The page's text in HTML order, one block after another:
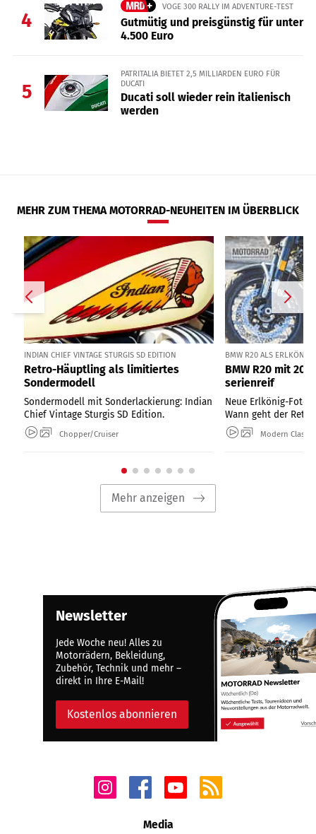
4
VOGE 300 RALLY IM ADVENTURE-TEST
Gutmütig und preisgünstig für unter
4.500 Euro
5
PATRITALIA BIETET 2,5 MILLIARDEN EURO FÜR
DUCATI
Ducati soll wieder rein italienisch
werden
MEHR ZUM THEMA MOTORRAD-NEUHEITEN IM ÜBERBLICK
INDIAN CHIEF VINTAGE STURGIS SD EDITION
Retro-Häuptling als limitiertes
Sondermodell
Sondermodell mit Sonderlackierung: Indian
Chief Vintage Sturgis SD Edition.
Chopper/Cruiser
BMW R20 ALS ERLKÖNIG
BMW R20 mit
serienreif
Neue Erlkönig-Fotos
Wann geht der
Modern Classic
Mehr anzeigen
Newsletter
Jede Woche neu! Alles zu
Motorrädern, Bekleidung,
Zubehör, Technik und mehr –
direkt in Ihre E-Mail!
Kostenlos abonnieren
Media